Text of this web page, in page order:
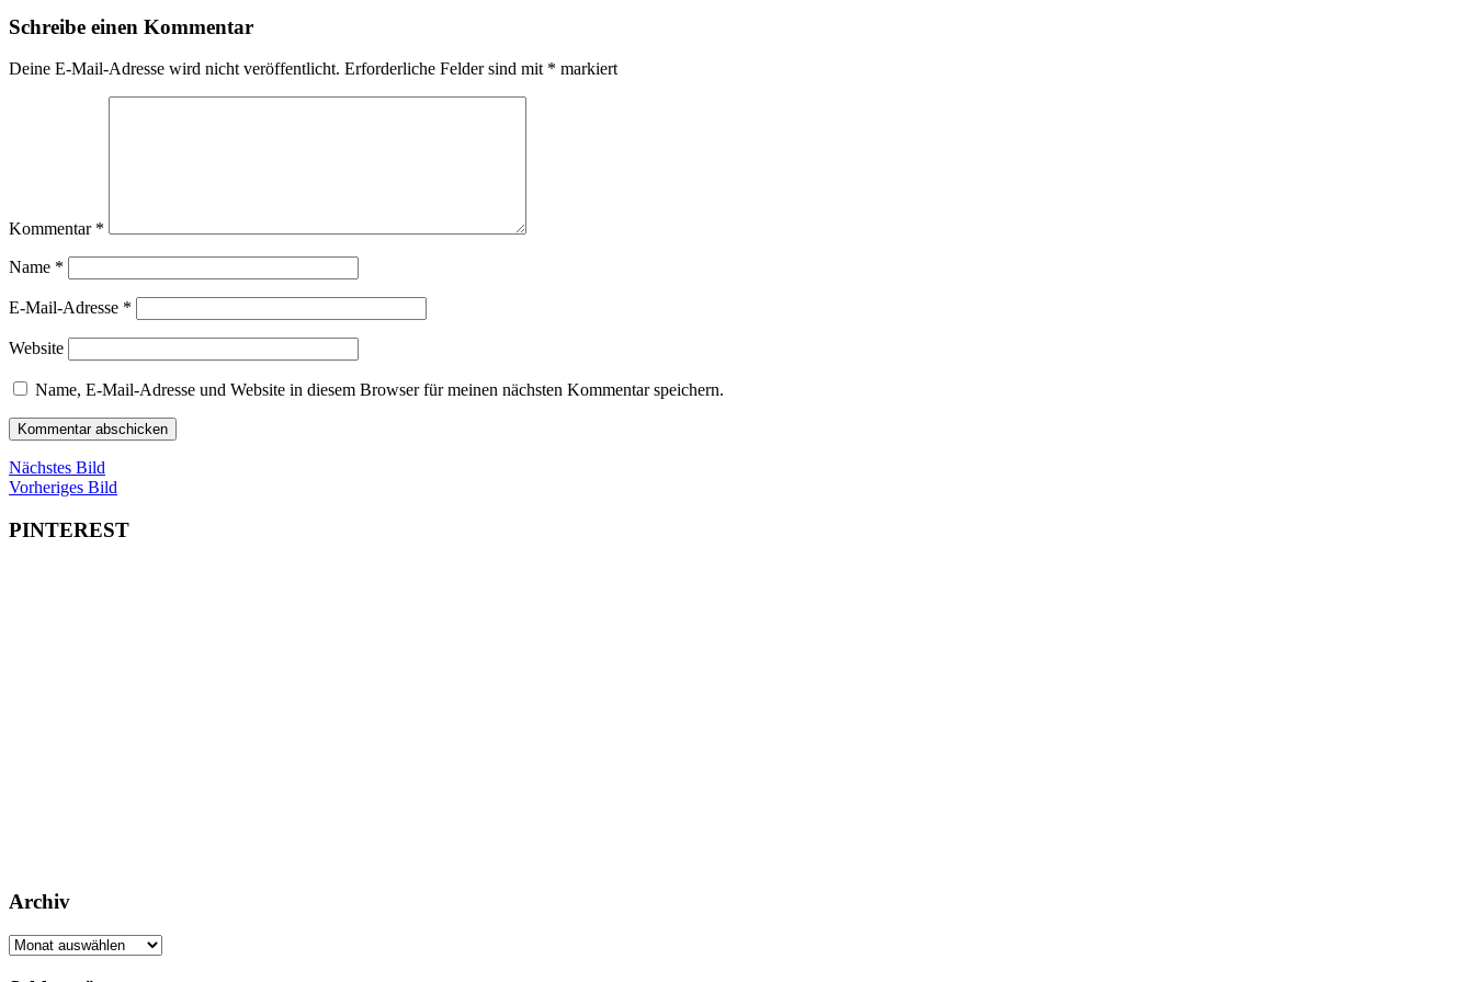
Schreibe einen Kommentar
Deine E-Mail-Adresse wird nicht veröffentlicht. Erforderliche Felder sind mit * markiert
Kommentar *
Name *
E-Mail-Adresse *
Website
Name, E-Mail-Adresse und Website in diesem Browser für meinen nächsten Kommentar speichern.
Nächstes Bild
Vorheriges Bild
PINTEREST
Archiv
Archiv